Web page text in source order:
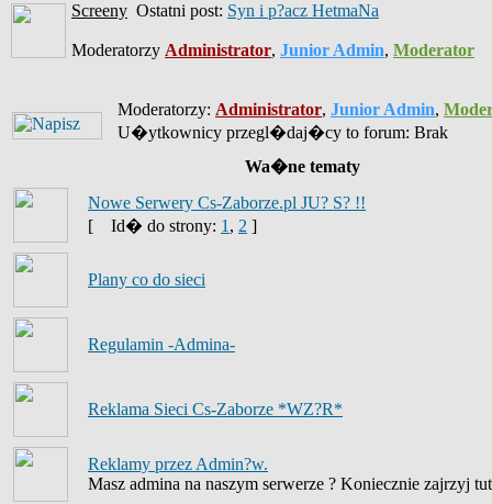
Screeny Ostatni post: Syn i p?acz HetmaNa
Moderatorzy Administrator, Junior Admin, Moderator
Moderatorzy: Administrator, Junior Admin,
U�ytkownicy przegl�daj�cy to forum: Brak
Wa�ne tematy
Nowe Serwery Cs-Zaborze.pl JU? S? !!
[
Id� do strony: 1 , 2 ]
Plany co do sieci
Regulamin -Admina-
Reklama Sieci Cs-Zaborze *WZ?R*
Reklamy przez Admin?w.
Masz admina na naszym serwerze ? Koniecznie zajrzyj